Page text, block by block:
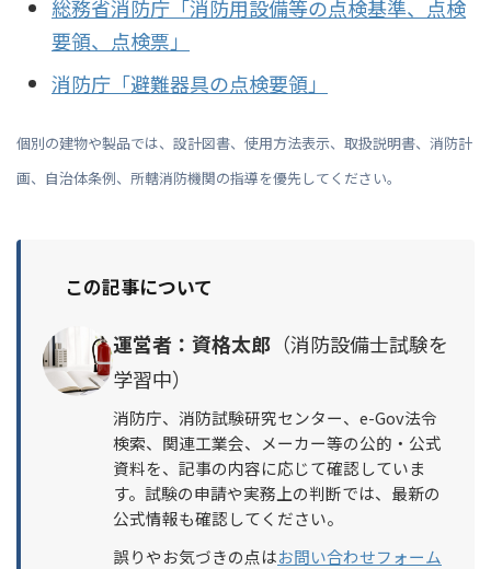
総務省消防庁「消防用設備等の点検基準、点検
要領、点検票」
消防庁「避難器具の点検要領」
個別の建物や製品では、設計図書、使用方法表示、取扱説明書、消防計
画、自治体条例、所轄消防機関の指導を優先してください。
この記事について
運営者：資格太郎 （消防設備士試験を
学習中）
消防庁、消防試験研究センター、e-Gov法令
検索、関連工業会、メーカー等の公的・公式
資料を、記事の内容に応じて確認していま
す。試験の申請や実務上の判断では、最新の
公式情報も確認してください。
誤りやお気づきの点はお問い合わせフォーム